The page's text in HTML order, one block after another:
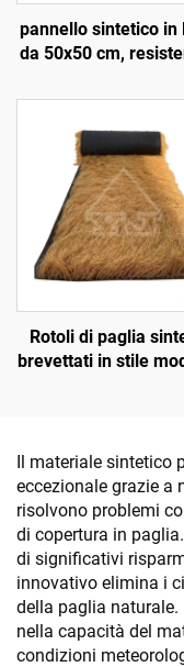
pannello sintetico in
da 50x50 cm,
tetti di resort
Rotoli di paglia
brevettati in stile
Il materiale sintetico
eccezionale grazie a
risolvono problemi
di copertura in
di significativi
innovativo elimina i
della paglia
nella capacità del
condizioni